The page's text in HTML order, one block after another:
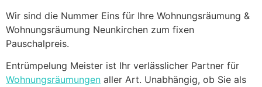
Wir sind die Nummer Eins für Ihre Wohnungsräumung &
Wohnungsräumung Neunkirchen zum fixen
Pauschalpreis.
Entrümpelung Meister ist Ihr verlässlicher Partner für
Wohnungsräumungen aller Art. Unabhängig, ob Sie als